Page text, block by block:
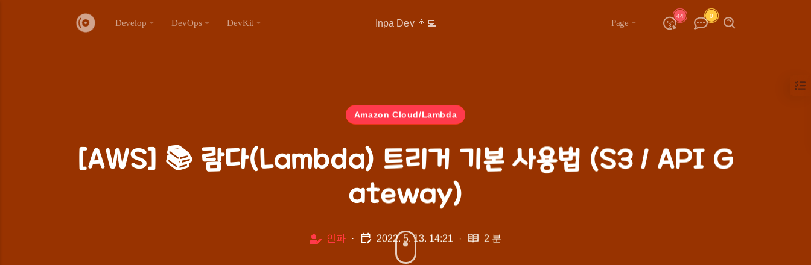
Amazon Cloud/Lambda
[AWS] 📚 람다(Lambda) 트리거 기본 사용법 (S3 / API G
ateway)
인파 · 2022. 5. 13. 14:21 · 2 분
Inpa Dev 👨‍💻
44 0
Develop DevOps DevKit Page